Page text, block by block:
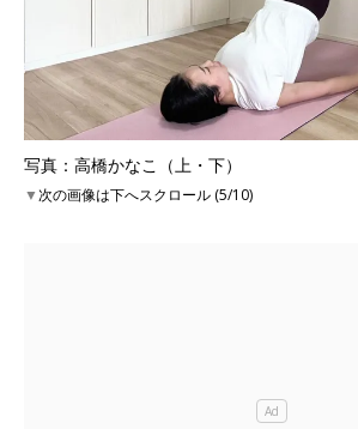
写真：高橋かなこ（上・下）
▼次の画像は下へスクロール (5/10)